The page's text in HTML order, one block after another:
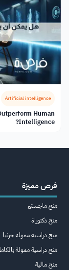
Artificial intelligence
Human
Intelligence?
فرص مميزة
منح ماجستير
منح دكتوراة
منح دراسية ممولة جزئيا
منح دراسية ممولة
منح مالية